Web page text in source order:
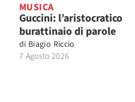
MUSICA
Guccini: l’aristocratico
burattinaio di parole
di Biagio Riccio
7 Agosto 2026